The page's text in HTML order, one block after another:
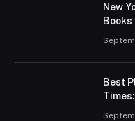
New
Books
Best